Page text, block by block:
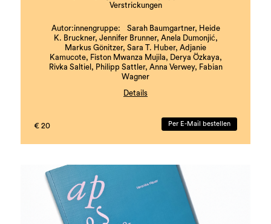
Verstrickungen
Autor:innengruppe: Sarah Baumgartner, Heide
K. Bruckner, Jennifer Brunner, Anela Dumonjić,
Markus Gönitzer, Sara T. Huber, Adjanie
Kamucote, Fiston Mwanza Mujila, Derya Özkaya,
Rivka Saltiel, Philipp Sattler, Anna Verwey, Fabian
Wagner
Details
Muhammed Dumanli, Barbi Marković und Florian
Sprachen: Deutsch und Englisch
ISBN: 978-3-901109-93-5
€ 20 Per E-Mail bestellen